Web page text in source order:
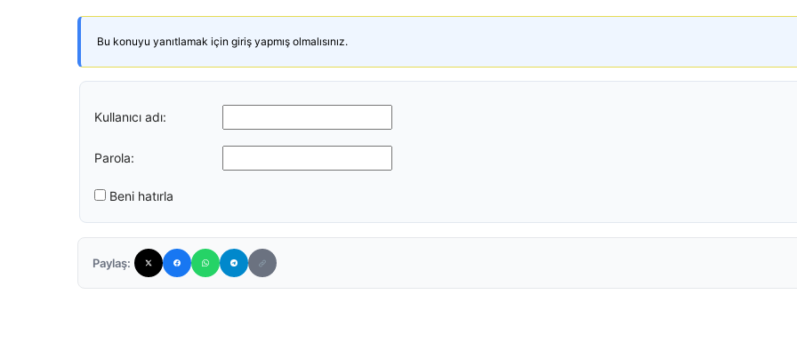
Bu konuyu yanıtlamak için giriş yapmış olmalısınız.
Kullanıcı adı:
Parola:
Beni hatırla
Paylaş: